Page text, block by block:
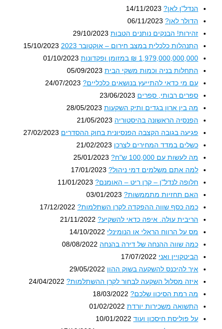
הנדל"ן לאן? 14/11/2023
הדולר לאן? 06/11/2023
זהירות! הבנקים נותנים הטבות 29/10/2023
התנהלות כלכלית במצב חירום – אוקטובר 2023
15/10/2023
1,979,000,000,000 ₪ במזומן ופקדונות
01/10/2023
התחלות בניה וכמות משקי הבית 05/09/2023
עם מי כדאי להתייעץ בנושאים כלכליים? 24/07/2023
ספרים רבותי, ספרים 23/06/2023
מה בין ארון בגדים ותיק השקעות 28/05/2023
הפנסיה הראשונה בהיסטוריה 21/05/2023
פגיעה בגובה הקצבה הפנסיונית בחוק ההסדרים 27/02/2023
כשלים במדד המחירים לצרכן 21/02/2023
מה לעשות עם 100,000 ש"ח?
25/01/2023
למה אתם משלמים דמי ניהול? 17/01/2023
חלופה לנדל"ן – קרן ריט – האומנם? 11/01/2023
האם תחזיות מתממשות? 03/01/2023
כמה כסף שווה ההפקדה לקרן השתלמות? 17/12/2022
הריבית עולה. איפה כדאי להשקיע? 21/11/2022
מס על הרווח הראלי או הנומינלי 14/10/2022
כמה שווה ההנחה של דירה בהנחה 08/08/2022
הביטקויין ואני 17/07/2022
איך להיכנס להשקעה בשוק ההון 29/05/2022
איזה מסלול השקעה לבחור לקרן ההשתלמות? 24/04/2022
מה רמת הסיכון שלכם? 18/03/2022
התשואה משכירות יורדת 01/02/2022
על פוליסת חיסכון ועוד
10/01/2022